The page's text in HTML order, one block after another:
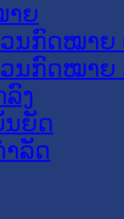
ຍ
ນກົດໝາຍ
ນກົດໝາຍ
ງ
ນຍັດ
ລັດ